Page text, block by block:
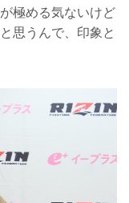
極める気ないけど
思うんで、印象と